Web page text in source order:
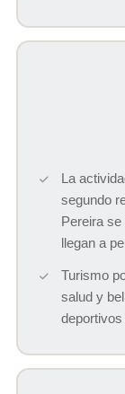
La
segundo
Pereira
llegan a
Turismo
salud y
deportivos